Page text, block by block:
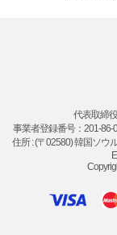
代表取締
事業者登録番号：201-
住所 : (〒02580) 韓国ソウ